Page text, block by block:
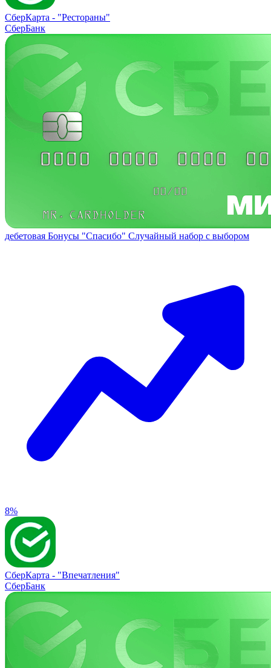
СберКарта - "Рестораны"
СберБанк
дебетовая Бонусы "Спасибо" Случайный набор с выбором
8%
СберКарта - "Впечатления"
СберБанк